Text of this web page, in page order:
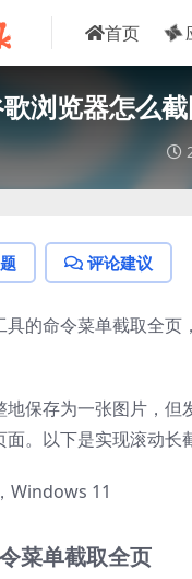
首页
浏览器怎么
评论建议
具的命令菜单截取全
保存为一张图片，
。以下是实现滚动长
Windows 11
菜单截取全页